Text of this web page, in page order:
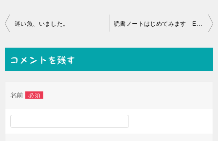
投
ー
シ
ョ
迷い魚、いました。
コメントを残す
名前 必須